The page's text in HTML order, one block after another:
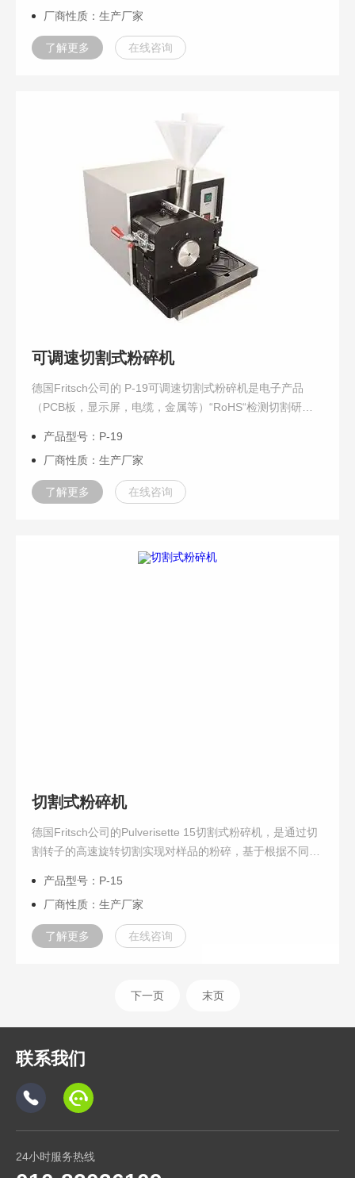
厂商性质：生产厂家
了解更多 在线咨询
可调速切割式粉碎机
德国Fritsch公司的 P-19可调速切割式粉碎机是电子产品
（PCB板，显示屏，电缆，金属等）“RoHS“检测切割研磨
P19根据不同材料切割的特点，...
产品型号：P-19
厂商性质：生产厂家
了解更多 在线咨询
切割式粉碎机
德国Fritsch公司的Pulverisette 15切割式粉碎机，是通过切
割转子的高速旋转切割实现对样品的粉碎，基于根据不同材
进行理想化排列，设置...
产品型号：P-15
厂商性质：生产厂家
了解更多 在线咨询
下一页 末页
联系我们
24小时服务热线